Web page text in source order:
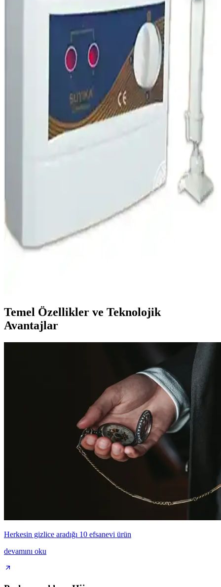
Airfel Maestro Optimum 20/24 Tam Yoğuşmalı
Kombi: Yüksek Performans ve Enerji Tasarrufu
Airfel Maestro Optimum 20/24 tam yoğuşmalı kombi, üstün enerji
tasarrufu ve yüksek sıcak su kapasitesi ile modern yaşam alanları
için ideal çözümler sunar.
Daikin Icon Premix 20 Kw Yoğuşmalı Kombi:
Enerji Verimli ve Çevre Dostu Isıtma Çözümü
Daikin Icon Premix 20 Kw, yüksek verimlilik ve çevre dostu
teknoloji ile tasarlanmış, kompakt ve kullanışlı bir yoğuşmalı
kombidir. Enerji tasarrufu ve düşük emisyon özellikleriyle ideal
ısıtma çözümüdür.
Bosch Condens 1200 W 28/30 kW Tam Yoğuşmalı
Kombi: Modern Isıtma Çözümünün Özellikleri ve
Bosch Condens 1200 W, yüksek enerji verimliliği ve kompakt
tasarımıyla modern ısıtma çözümleri sunar. Kolay kurulum ve bakım
avantajlarıyla, farklı kapasite seçenekleriyle geniş kullanım alanı
Suyıka Champion 2023 Elektrikli Şofben: Yüksek
Güç ve Verimlilikle Sıcak Su Sağlama
Temel Özellikler ve Teknolojik
Avantajlar
Herkesin gizlice aradığı 10 efsanevi ürün
devamını oku